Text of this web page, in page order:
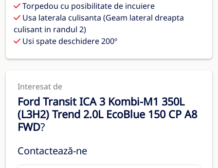
Torpedou cu posibilitate de incuiere
Usa laterala culisanta (Geam lateral dreapta
culisant in randul 2)
Usi spate deschidere 200º
Interesat de
Ford Transit ICA 3 Kombi-M1 350L
(L3H2) Trend 2.0L EcoBlue 150 CP A8
FWD?
Contactează-ne